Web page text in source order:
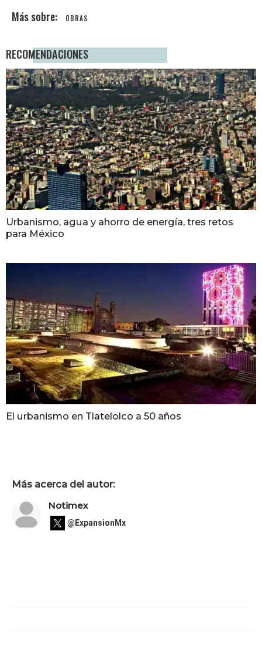
OBRAS
RECOMENDACIONES
Urbanismo, agua y ahorro de energía, tres retos
para México
El urbanismo en Tlatelolco a 50 años
Más acerca del autor:
Notimex
@ExpansionMx